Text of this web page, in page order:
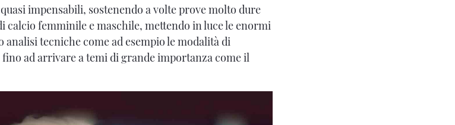
impensabili, sostenendo a volte prove molto dure
femminile e maschile, mettendo in luce le enormi
tecniche come ad esempio le modalità di
ad arrivare a temi di grande importanza come il